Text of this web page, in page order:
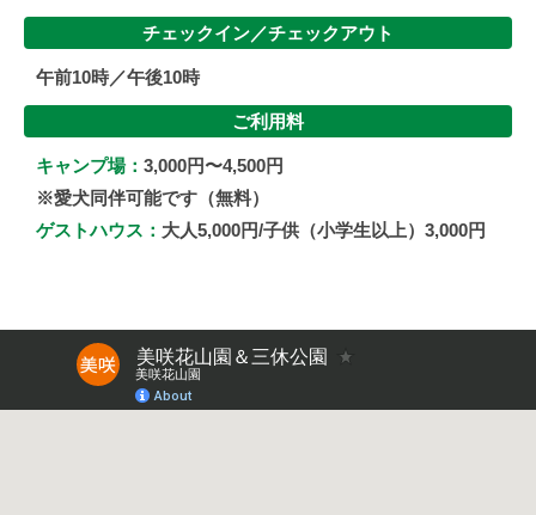
チェックイン／チェックアウト
午前10時／午後10時
ご利用料
キャンプ場： 3,000円〜4,500円
※愛犬同伴可能です（無料）
ゲストハウス： 大人5,000円/子供（小学生以上）3,000円